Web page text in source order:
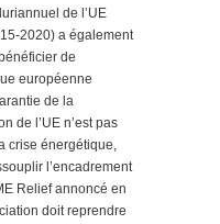
de l’UE
2020) a également
de
européenne
de la
de l’UE n’est pas
crise énergétique,
l’encadrement
Relief annoncé en
doit reprendre